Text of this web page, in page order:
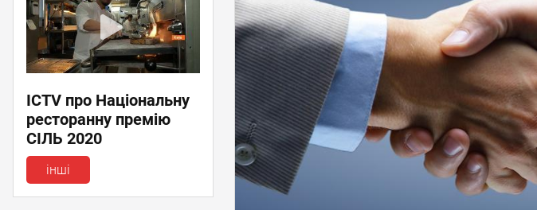
ICTV про Національну
ресторанну премію
СІЛЬ 2020
інші